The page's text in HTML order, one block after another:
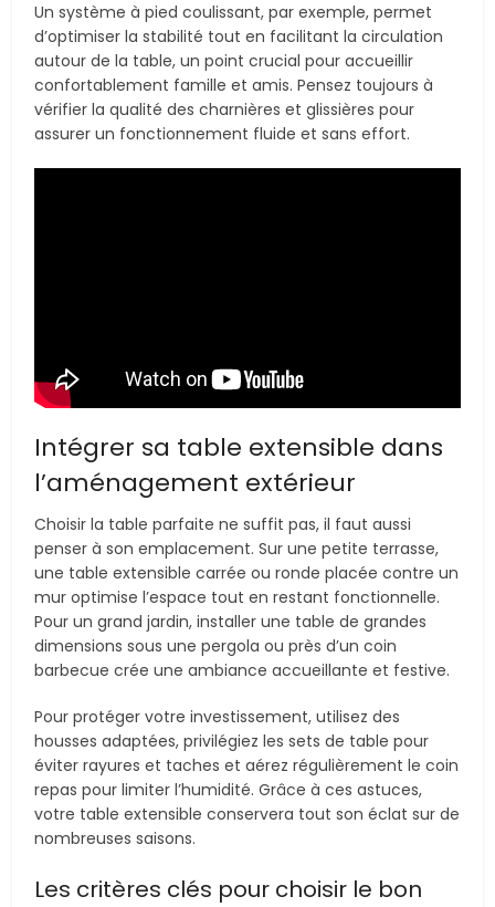
Un système à pied coulissant, par exemple, permet
d’optimiser la stabilité tout en facilitant la circulation
autour de la table, un point crucial pour accueillir
confortablement famille et amis. Pensez toujours à
vérifier la qualité des charnières et glissières pour
assurer un fonctionnement fluide et sans effort.
Intégrer sa table extensible dans
l’aménagement extérieur
Choisir la table parfaite ne suffit pas, il faut aussi
penser à son emplacement. Sur une petite terrasse,
une table extensible carrée ou ronde placée contre un
mur optimise l’espace tout en restant fonctionnelle.
Pour un grand jardin, installer une table de grandes
dimensions sous une pergola ou près d’un coin
barbecue crée une ambiance accueillante et festive.
Pour protéger votre investissement, utilisez des
housses adaptées, privilégiez les sets de table pour
éviter rayures et taches et aérez régulièrement le coin
repas pour limiter l’humidité. Grâce à ces astuces,
votre table extensible conservera tout son éclat sur de
nombreuses saisons.
Les critères clés pour choisir le bon